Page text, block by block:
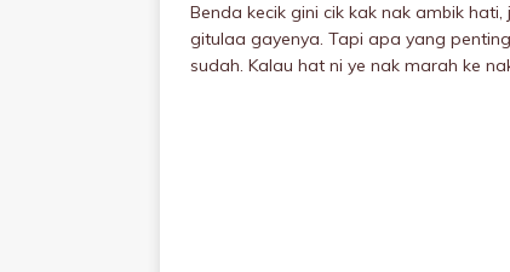
Benda kecik gini cik kak nak ambik
gitulaa gayenya. Tapi apa yang
sudah. Kalau hat ni ye nak marah ke